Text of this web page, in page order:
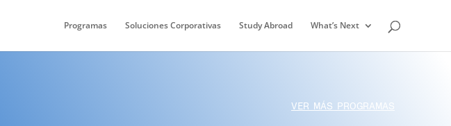
Programas Soluciones Corporativas Study Abroad What’s Next
VER MÁS PROGRAMAS